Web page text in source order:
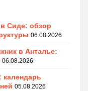
Сиде: обзор
06.08.2026
в Анталье:
06.08.2026
календарь
05.08.2026